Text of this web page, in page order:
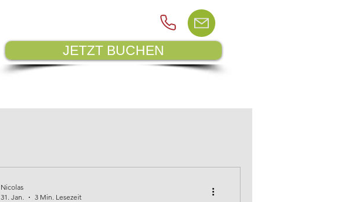
JETZT BUCHEN
Nicolas
31. Jan.
3 Min. Lesezeit